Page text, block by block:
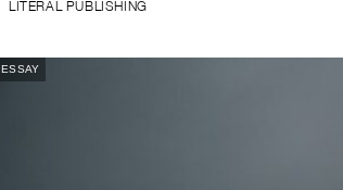
LITERAL PUBLISHING
ESSAY